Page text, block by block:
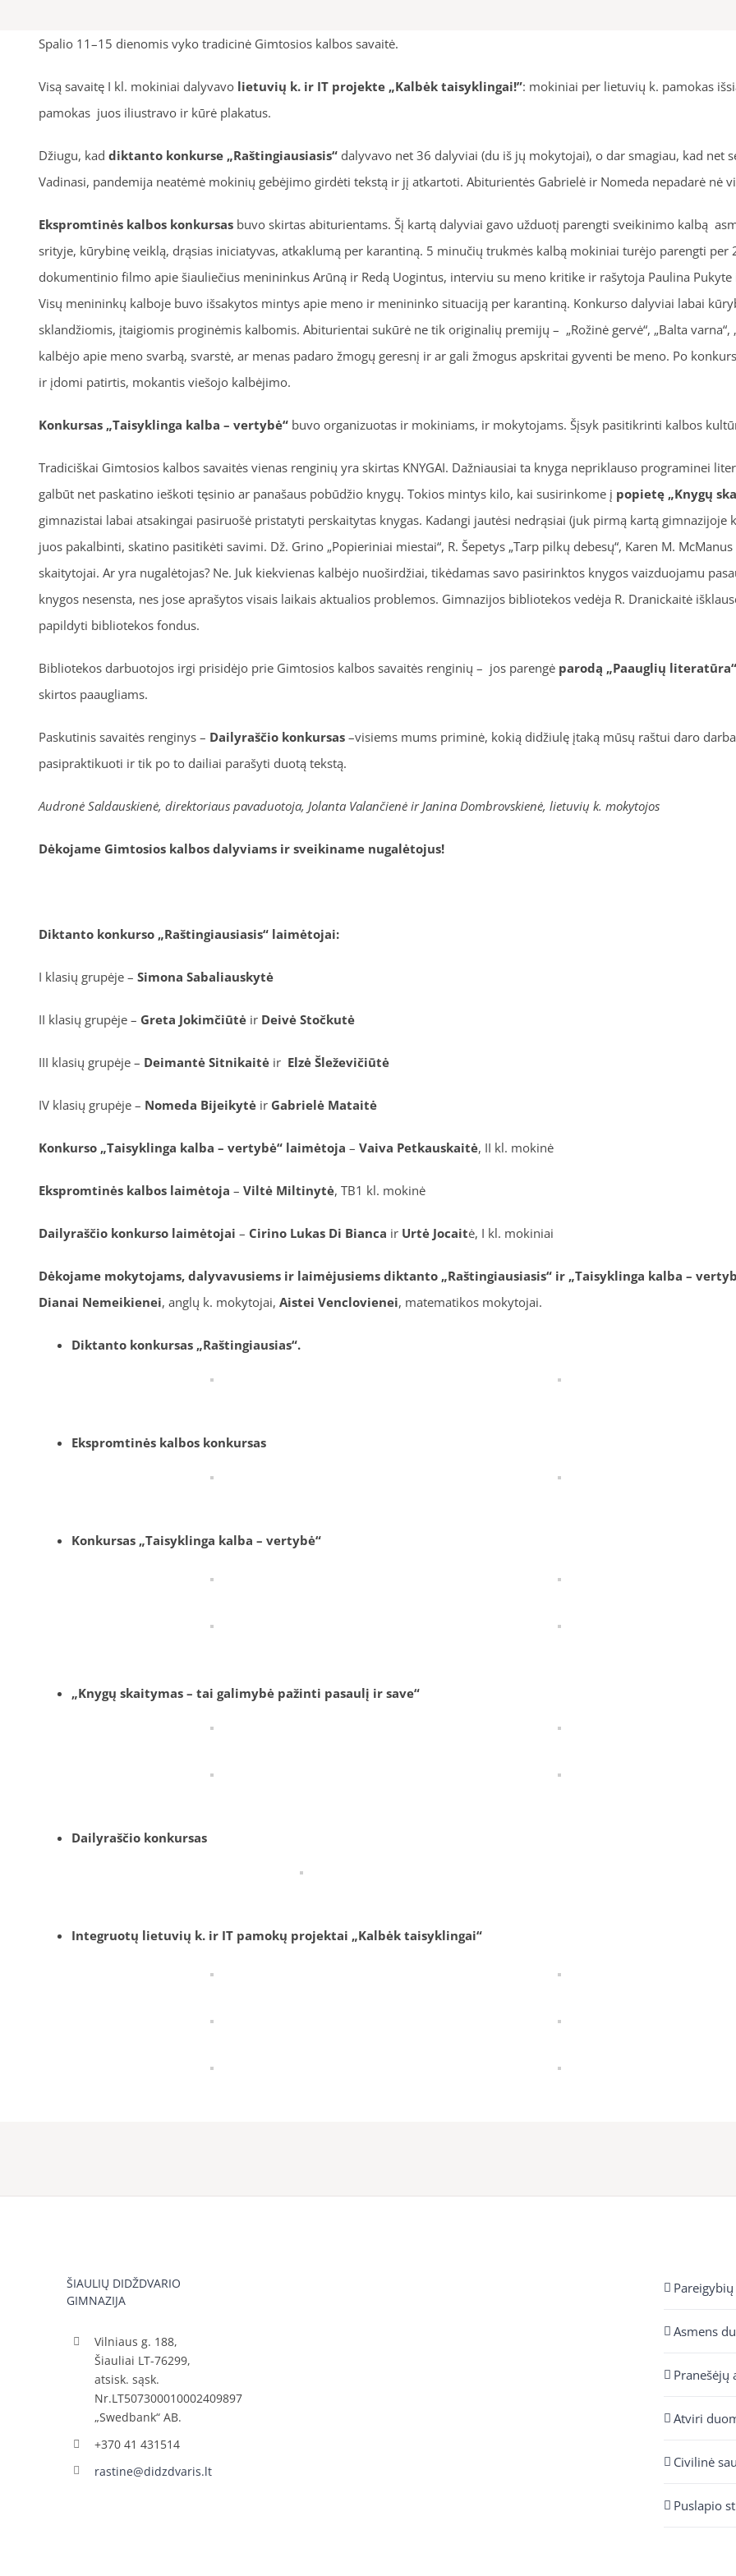
Spalio 11–15 dienomis vyko tradicinė Gimtosios kalbos savaitė.
Visą savaitę I kl. mokiniai dalyvavo lietuvių k. ir IT projekte „Kalbėk taisyklingai!”: mokiniai per lietuvių k. pamokas
pamokas juos iliustravo ir kūrė plakatus.
Džiugu, kad diktanto konkurse „Raštingiausiasis“dalyvavo net 36 dalyviai (du iš jų mokytojai), o dar smagiau, kad net
Vadinasi, pandemija neatėmė mokinių gebėjimo girdėti tekstą ir jį atkartoti. Abiturientės Gabrielė ir Nomeda nepadarė nė
Ekspromtinės kalbos konkursasbuvo skirtas abiturientams. Šį kartą dalyviai gavo užduotį parengti sveikinimo kalbą
srityje, kūrybinę veiklą, drąsias iniciatyvas, atkaklumą per karantiną. 5 minučių trukmės kalbą mokiniai turėjo parengti
dokumentinio filmo apie šiauliečius menininkus Arūną ir Redą Uogintus, interviu su meno kritike ir rašytoja Paulina
Visų menininkų kalboje buvo išsakytos mintys apie meno ir menininko situaciją per karantiną. Konkurso dalyviai labai
sklandžiomis, įtaigiomis proginėmis kalbomis. Abiturientai sukūrė ne tik originalių premijų – „Rožinė gervė“, „Balta
kalbėjo apie meno svarbą, svarstė, ar menas padaro žmogų geresnį ir ar gali žmogus apskritai gyventi be meno. Po
ir įdomi patirtis, mokantis viešojo kalbėjimo.
Konkursas „Taisyklinga kalba – vertybė“buvo organizuotas ir mokiniams, ir mokytojams. Šįsyk pasitikrinti kalbos
Tradiciškai Gimtosios kalbos savaitės vienas renginių yra skirtas KNYGAI. Dažniausiai ta knyga nepriklauso programinei
galbūt net paskatino ieškoti tęsinio ar panašaus pobūdžio knygų. Tokios mintys kilo, kai susirinkome į popietę „Knygų
gimnazistai labai atsakingai pasiruošė pristatyti perskaitytas knygas. Kadangi jautėsi nedrąsiai (juk pirmą kartą
juos pakalbinti, skatino pasitikėti savimi. Dž. Grino „Popieriniai miestai“, R. Šepetys „Tarp pilkų debesų“, Karen M.
skaitytojai. Ar yra nugalėtojas? Ne. Juk kiekvienas kalbėjo nuoširdžiai, tikėdamas savo pasirinktos knygos vaizduojamu
knygos nesensta, nes jose aprašytos visais laikais aktualios problemos. Gimnazijos bibliotekos vedėja R. Dranickaitė
papildyti bibliotekos fondus.
Bibliotekos darbuotojos irgi prisidėjo prie Gimtosios kalbos savaitės renginių – jos parengė parodą „Paauglių literatūra“
skirtos paaugliams.
Paskutinis savaitės renginys – Dailyraščio konkursas–visiems mums priminė, kokią didžiulę įtaką mūsų raštui daro
pasipraktikuoti ir tik po to dailiai parašyti duotą tekstą.
Audronė Saldauskienė, direktoriaus pavaduotoja, Jolanta Valančienė ir Janina Dombrovskienė, lietuvių k. mokytojos
Dėkojame Gimtosios kalbos dalyviams ir sveikiname nugalėtojus!
Diktanto konkurso „Raštingiausiasis“ laimėtojai:
I klasių grupėje – Simona Sabaliauskytė
II klasių grupėje – Greta Jokimčiūtėir Deivė Stočkutė
III klasių grupėje – Deimantė Sitnikaitėir Elzė Šleževičiūtė
IV klasių grupėje – Nomeda Bijeikytėir Gabrielė Mataitė
Konkurso „Taisyklinga kalba – vertybė“ laimėtoja – Vaiva Petkauskaitė, II kl. mokinė
Ekspromtinės kalbos laimėtoja – Viltė Miltinytė, TB1 kl. mokinė
Dailyraščio konkurso laimėtojai – Cirino Lukas Di Bianca ir Urtė Jocaitė, I kl. mokiniai
Dėkojame mokytojams, dalyvavusiems ir laimėjusiems diktanto „Raštingiausiasis“ ir „Taisyklinga kalba –
Dianai Nemeikienei, anglų k. mokytojai, Aistei Venclovienei, matematikos mokytojai.
Diktanto konkursas „Raštingiausias“.
Ekspromtinės kalbos konkursas
Konkursas „Taisyklinga kalba – vertybė“
„Knygų skaitymas – tai galimybė pažinti pasaulį ir save“
Dailyraščio konkursas
Integruotų lietuvių k. ir IT pamokų projektai „Kalbėk taisyklingai“
ŠIAULIŲ DIDŽDVARIO
GIMNAZIJA
Vilniaus g. 188,
Šiauliai LT-76299,
atsisk. sąsk.
Nr.LT507300010002409897
„Swedbank“ AB.
+370 41 431514
rastine@didzdvaris.lt
Asmens
Pranešėjų
Atviri
Civilinė
Puslapio